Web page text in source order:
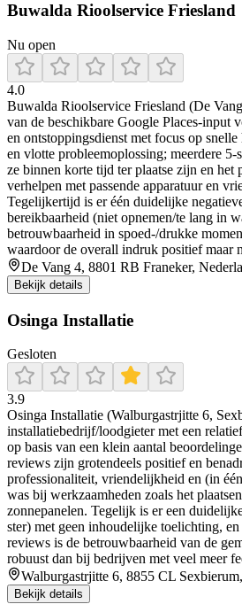
Buwalda Rioolservice Friesland
Nu open
4.0
Buwalda Rioolservice Friesland (De
van de beschikbare Google Places-input
en ontstoppingsdienst met focus op
en vlotte probleemoplossing; meerdere 5-
ze binnen korte tijd ter plaatse zijn en het
verhelpen met passende apparatuur en
Tegelijkertijd is er één duidelijke
bereikbaarheid (niet opnemen/te lang in
betrouwbaarheid in spoed-/drukke
waardoor de overall indruk positief maar
De Vang 4, 8801 RB Franeker,
Bekijk details
Osinga Installatie
Gesloten
3.9
Osinga Installatie (Walburgastrjitte 6,
installatiebedrijf/loodgieter met een
op basis van een klein aantal
reviews zijn grotendeels positief en
professionaliteit, vriendelijkheid en (in
was bij werkzaamheden zoals het
zonnepanelen. Tegelijk is er een
ster) met geen inhoudelijke toelichting, en
reviews is de betrouwbaarheid van de
robuust dan bij bedrijven met veel meer
Walburgastrjitte 6, 8855 CL
Bekijk details